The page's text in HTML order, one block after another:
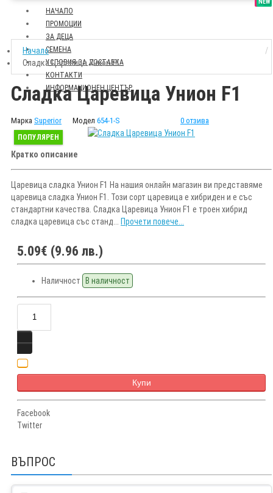
НАЧАЛО
SALE
ПРОМОЦИИ
NEW
ЗА ДЕЦА
СЕМЕНА
УСЛОВИЯ ЗА ДОСТАВКА
КОНТАКТИ
ИНФОРМАЦИОНЕН ЦЕНТЪР
Начало
Сладка Царевица Унион F1
Сладка Царевица Унион F1
Марка Superior Модел 654-1-S 0 отзива
ПОПУЛЯРЕН
Кратко описание
Царевица сладка Унион F1 На нашия онлайн магазин ви представяме
царевица сладка Унион F1. Този сорт царевица е хибриден и е със
стандартни качества. Сладка Царевица Унион F1 е троен хибрид
сладка царевица със станд... Прочети повече...
5.09€ (9.96 лв.)
Наличност В наличност
Купи
Facebook
Twitter
ВЪПРОС